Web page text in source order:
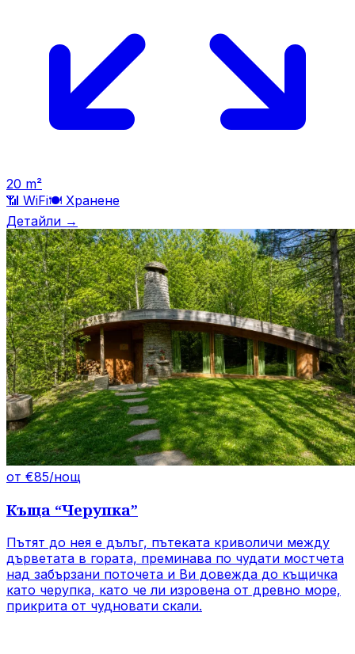
20 m²
📶 WiFi🍽️ Хранене
Детайли →
от €85/нощ
Къща “Черупка”
Пътят до нея е дълъг, пътеката криволичи между
дърветата в гората, преминава по чудати мостчета
над забързани поточета и Ви довежда до къщичка
като черупка, като че ли изровена от древно море,
прикрита от чудновати скали.